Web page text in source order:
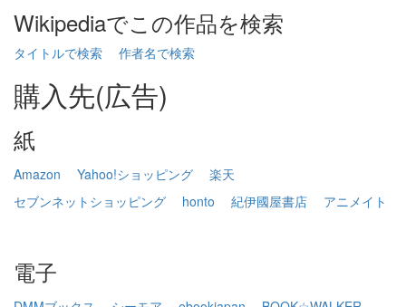
Wikipediaでこの作品を検索
タイトルで検索 作者名で検索
購入先(広告)
紙
Amazon Yahoo!ショッピング
楽天
セブンネットショッピング
honto 紀伊國屋書店 アニメイト
電子